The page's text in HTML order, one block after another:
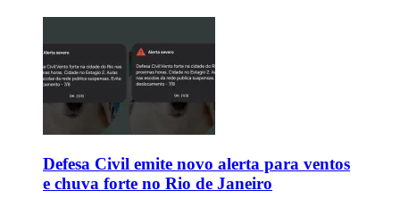
Defesa Civil emite novo alerta para ventos
e chuva forte no Rio de Janeiro